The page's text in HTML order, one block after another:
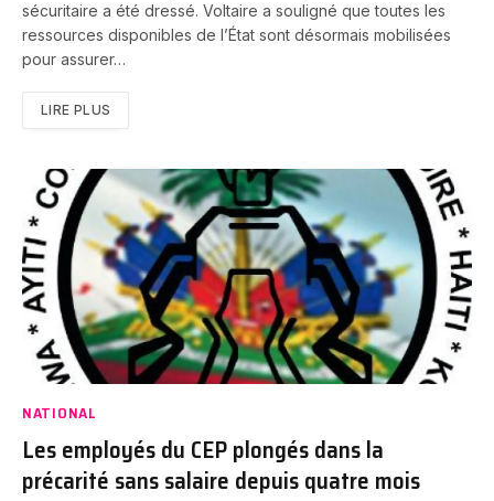
sécuritaire a été dressé. Voltaire a souligné que toutes les
ressources disponibles de l’État sont désormais mobilisées
pour assurer…
LIRE PLUS
NATIONAL
Les employés du CEP plongés dans la
précarité sans salaire depuis quatre mois